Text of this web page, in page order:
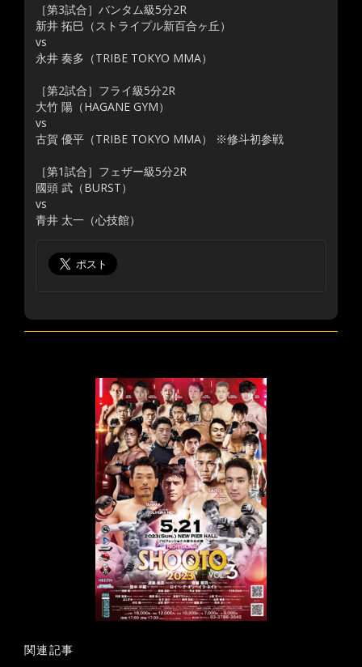
［第3試合］バンタム級5分2R
新井 拓巳（ストライプル新百合ヶ丘）
vs
永井 奏多（TRIBE TOKYO MMA）
［第2試合］フライ級5分2R
大竹 陽（HAGANE GYM）
vs
古賀 優平（TRIBE TOKYO MMA） ※修斗初参戦
［第1試合］フェザー級5分2R
國頭 武（BURST）
vs
青井 太一（心技館）
関連記事